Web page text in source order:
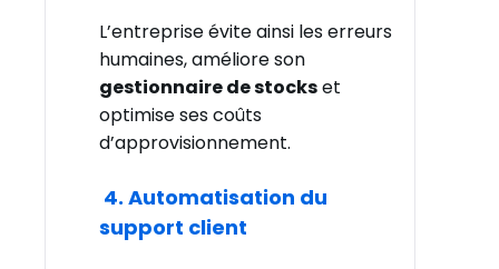
L’entreprise évite ainsi les erreurs
humaines, améliore son
gestionnaire de stockset
optimise ses coûts
d’approvisionnement.
4. Automatisation du
support client